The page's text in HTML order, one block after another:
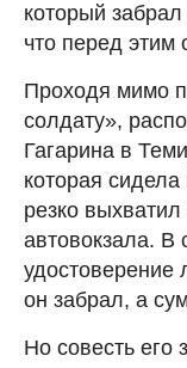
который
что перед этим
Проходя мимо
солдату»,
Гагарина в
которая
резко
автовокзала. В
удостоверение
он забрал, а
Но совесть его